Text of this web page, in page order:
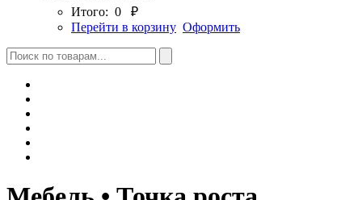
Итого: 0
₽
Перейти в корзину Оформить